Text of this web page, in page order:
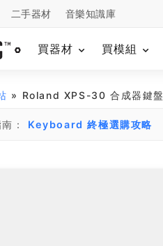
二手器材 音樂知識庫
買器材 買模組
» Roland XPS-30 合成器鍵盤
： Keyboard 終極選購攻略